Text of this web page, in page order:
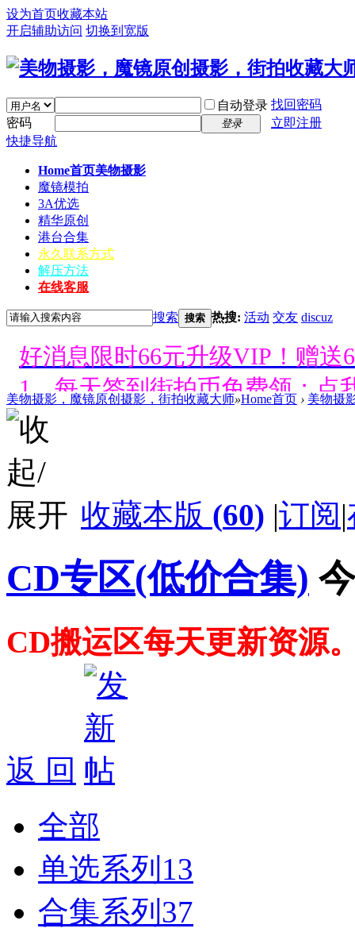
设为首页收藏本站
开启辅助访问 切换到宽版
自动登录 找回密码
密码
登录
立即注册
快捷导航
Home首页美物摄影
魔镜模拍
3A优选
精华原创
港台合集
永久联系方式
解压方法
在线客服
搜索 搜索 热搜: 活动 交友 discuz
好消息限时66元升级VIP！赠
1、每天签到街拍币免费领；点
好消息限时66元升级VIP！赠
1、每天签到街拍币免费领；点
好消息限时66元升级VIP！赠
1、每天签到街拍币免费领；点
好消息限时66元升级VIP！赠
1、每天签到街拍币免费领；点
好消息限时66元升级VIP！赠
1、每天签到街拍币免费领；点
好消息限时66元升级VIP！赠
1、每天签到街拍币免费领；点
美物摄影，魔镜原创摄影，街拍收藏大师»Home首页 › 美物摄
收藏本版 (60) |订阅|
CD专区(低价合集)
CD搬运区每天更新资源
返 回
全部
单选系列 13
合集系列 37